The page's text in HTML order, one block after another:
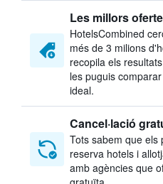
Les millors
HotelsCombined
més de 3 milions
recopila els
les puguis
ideal.
Cancel·lació
Tots sabem que els
reserva hotels i
amb agències que